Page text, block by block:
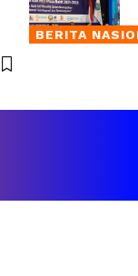
BERITA